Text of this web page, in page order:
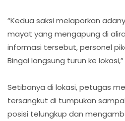
“Kedua saksi melaporkan
mayat yang mengapung di
informasi tersebut, personel
Bingai langsung turun ke
Setibanya di lokasi, petugas
tersangkut di tumpukan
posisi telungkup dan